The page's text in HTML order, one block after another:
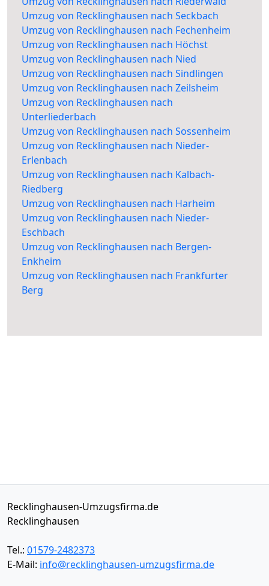
Umzug von Recklinghausen nach Seckbach
Umzug von Recklinghausen nach Fechenheim
Umzug von Recklinghausen nach Höchst
Umzug von Recklinghausen nach Nied
Umzug von Recklinghausen nach Sindlingen
Umzug von Recklinghausen nach Zeilsheim
Umzug von Recklinghausen nach
Unterliederbach
Umzug von Recklinghausen nach Sossenheim
Umzug von Recklinghausen nach Nieder-
Erlenbach
Umzug von Recklinghausen nach Kalbach-
Riedberg
Umzug von Recklinghausen nach Harheim
Umzug von Recklinghausen nach Nieder-
Eschbach
Umzug von Recklinghausen nach Bergen-
Enkheim
Umzug von Recklinghausen nach Frankfurter
Berg
Recklinghausen-Umzugsfirma.de
Recklinghausen
Tel.: 01579-2482373
E-Mail: info@recklinghausen-umzugsfirma.de